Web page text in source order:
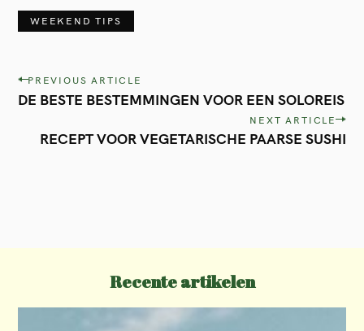
WEEKEND TIPS
P
o
a
PREVIOUS ARTICLE
DE BESTE BESTEMMINGEN VOOR EEN SOLOREIS
NEXT ARTICLE
RECEPT VOOR VEGETARISCHE PAARSE SUSHI
Recente artikelen